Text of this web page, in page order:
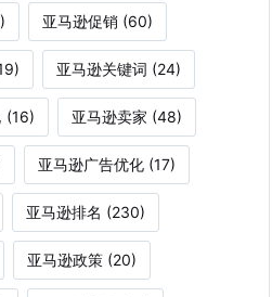
亚马逊促销 (60)
亚马逊关键词 (24)
(16) 亚马逊卖家 (48)
亚马逊广告优化 (17)
亚马逊排名 (230)
亚马逊政策 (20)